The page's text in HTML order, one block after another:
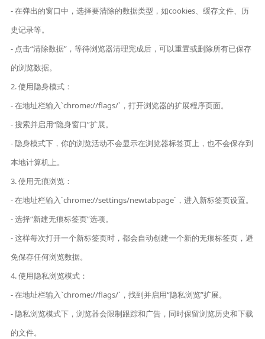
- 在弹出的窗口中，选择要清除的数据类型，如cookies、缓存文件、历
史记录等。
- 点击“清除数据”，等待浏览器清理完成后，可以重置或删除所有已保存
的浏览数据。
2. 使用隐身模式：
- 在地址栏输入`chrome://flags/`，打开浏览器的扩展程序页面。
- 搜索并启用“隐身窗口”扩展。
- 隐身模式下，你的浏览活动不会显示在浏览器标签页上，也不会保存到
本地计算机上。
3. 使用无痕浏览：
- 在地址栏输入`chrome://settings/newtabpage`，进入新标签页设置。
- 选择“新建无痕标签页”选项。
- 这样每次打开一个新标签页时，都会自动创建一个新的无痕标签页，避
免保存任何浏览数据。
4. 使用隐私浏览模式：
- 在地址栏输入`chrome://flags/`，找到并启用“隐私浏览”扩展。
- 隐私浏览模式下，浏览器会限制跟踪和广告，同时保留浏览历史和下载
的文件。